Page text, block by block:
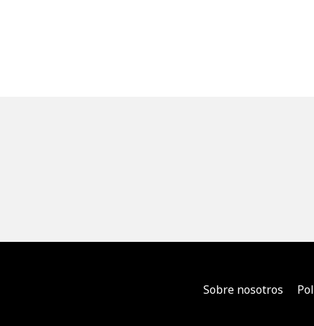
Sobre nosotros